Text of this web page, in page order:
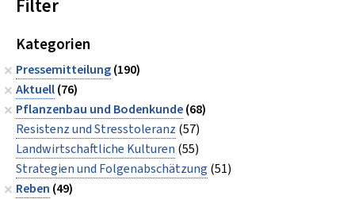
Filter
Kategorien
Pressemitteilung(190)
Aktuell(76)
Pflanzenbau und Bodenkunde(68)
Resistenz und Stresstoleranz (57)
Landwirtschaftliche Kulturen (55)
Strategien und Folgenabschätzung (51)
Reben (49)